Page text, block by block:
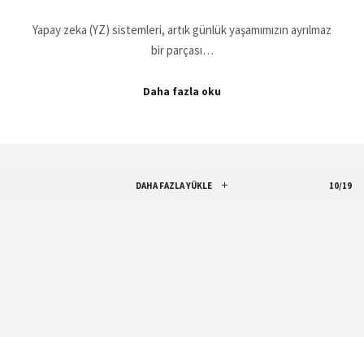
Yapay zeka (YZ) sistemleri, artık günlük yaşamımızın ayrılmaz
bir parçası…
Daha fazla oku
DAHA FAZLA YÜKLE 10/19